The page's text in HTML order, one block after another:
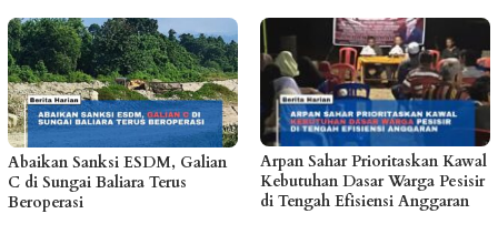
Abaikan Sanksi ESDM, Galian
C di Sungai Baliara Terus
Beroperasi
Arpan Sahar Prioritaskan Kawal
Kebutuhan Dasar Warga Pesisir
di Tengah Efisiensi Anggaran